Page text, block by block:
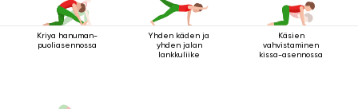
Kriya hanuman-
puoliasennossa
Yhden käden ja
yhden jalan
lankkuliike
Käsien
vahvistaminen
kissa-asennossa